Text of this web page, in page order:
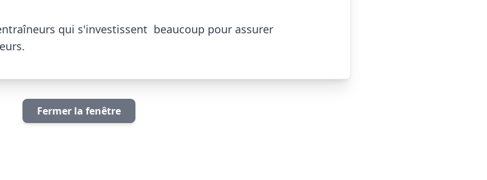
qui s'investissent  beaucoup pour assurer
joueurs.
Fermer la fenêtre